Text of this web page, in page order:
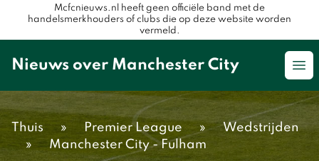
Mcfcnieuws.nl heeft geen officiële band met de
handelsmerkhouders of clubs die op deze website worden
vermeld.
Nieuws over Manchester City
Thuis » Premier League »
Wedstrijden
»
Manchester City - Fulham